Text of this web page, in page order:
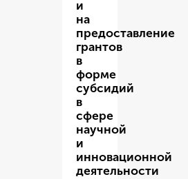
и
на
предоставление
грантов
в
форме
субсидий
в
сфере
научной
и
инновационной
деятельности